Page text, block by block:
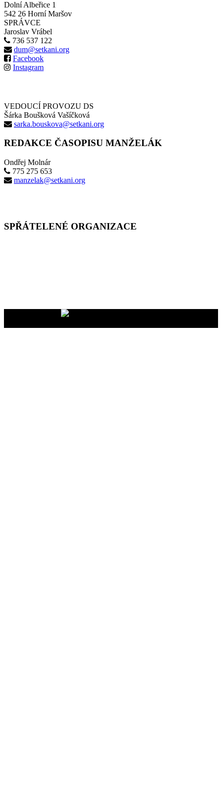
Dolní Albeřice 1
542 26 Horní Maršov
SPRÁVCE
Jaroslav Vrábel
736 537 122
dum@setkani.org
Facebook
Instagram
VEDOUCÍ PROVOZU DS
Šárka Boušková Vašíčková
sarka.bouskova@setkani.org
REDAKCE ČASOPISU MANŽELÁK
Ondřej Molnár
775 275 653
manzelak@setkani.org
SPŘÁTELENÉ ORGANIZACE